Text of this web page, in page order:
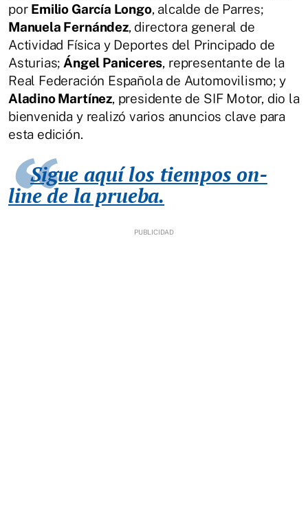
por Emilio García Longo, alcalde de Parres;
Manuela Fernández, directora general de
Actividad Física y Deportes del Principado de
Asturias; Ángel Paniceres, representante de la
Real Federación Española de Automovilismo; y
Aladino Martínez, presidente de SIF Motor, dio la
bienvenida y realizó varios anuncios clave para
esta edición.
Sigue aquí los tiempos on-
line de la prueba.